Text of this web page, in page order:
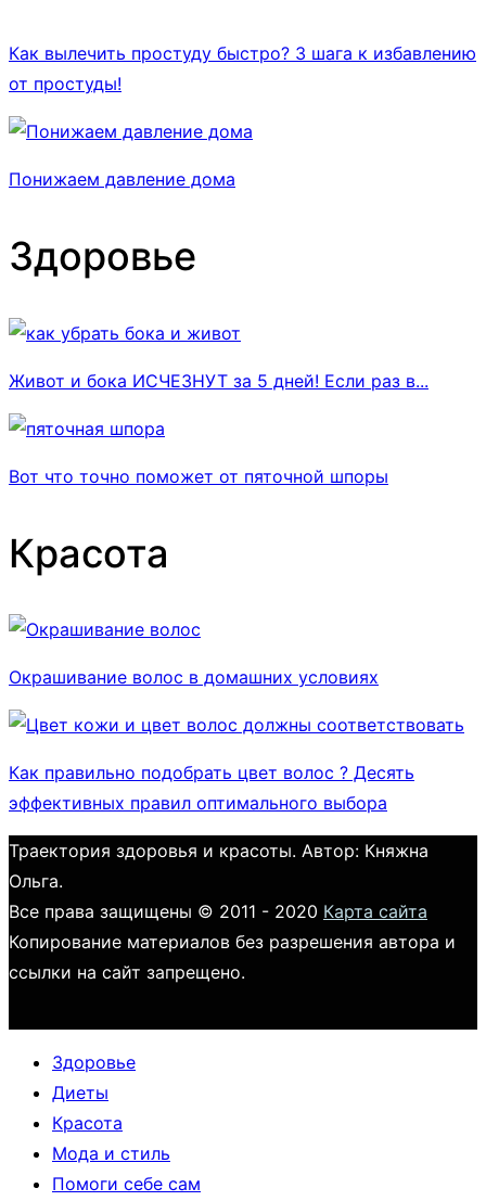
Как вылечить простуду быстро? 3 шага к избавлению
от простуды!
Понижаем давление дома
Здоровье
Живот и бока ИСЧЕЗНУТ за 5 дней! Если раз в...
Вот что точно поможет от пяточной шпоры
Красота
Окрашивание волос в домашних условиях
Как правильно подобрать цвет волос ? Десять
эффективных правил оптимального выбора
Траектория здоровья и красоты. Автор: Княжна
Ольга.
Все права защищены © 2011 - 2020 Карта сайта
Копирование материалов без разрешения автора и
ссылки на сайт запрещено.
Здоровье
Диеты
Красота
Мода и стиль
Помоги себе сам